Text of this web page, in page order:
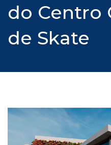
do Centro
de Skate